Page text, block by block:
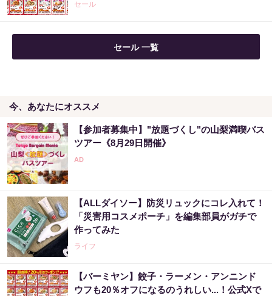
セール
セール 一覧
今、あなたにオススメ
【参加者募集中】"放題づくし"の山梨満喫バス
ツアー《8月29日開催》
【ALLダイソー】防災リュックにコレ入れて！
「災害用コスメポーチ」を編集部員がガチで
作ってみた
ライフ
【バーミヤン】餃子・ラーメン・アンニンド
ウフも20％オフになるのうれしい...！公式Xで